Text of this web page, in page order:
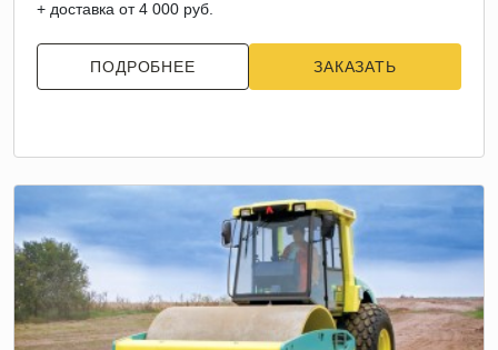
+ доставка от 4 000 руб.
ПОДРОБНЕЕ ЗАКАЗАТЬ